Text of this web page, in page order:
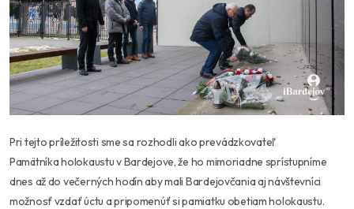
Pri tejto príležitosti sme sa rozhodli ako prevádzkovateľ
Pamätníkaholokaustu v Bardejove, že ho mimoriadne sprístupníme
dnes až do večerných hodín aby mali Bardejovčania aj návštevníci
možnosť vzdať úctu a pripomenúť si pamiatku obetiam holokaustu.